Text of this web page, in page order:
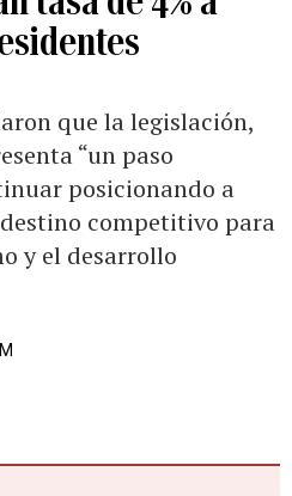
que la legislación,
“un paso
posicionando a
competitivo para
y el desarrollo